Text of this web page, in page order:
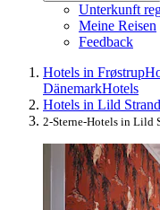
Unterkunft
Meine Reisen
Feedback
Hotels in Frøstrup
DänemarkHotels
Hotels in Lild Strand
2-Sterne-Hotels in Lild